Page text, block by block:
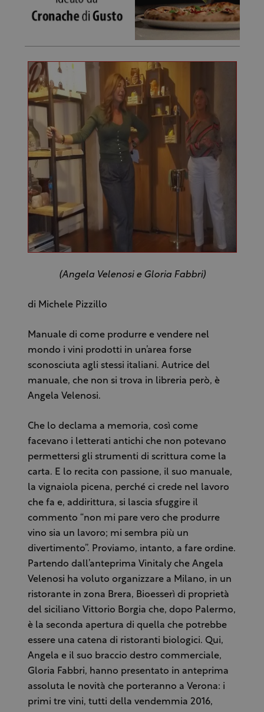
(Angela Velenosi e Gloria Fabbri)
di Michele Pizzillo
Manuale di come produrre e vendere nel
mondo i vini prodotti in un’area forse
sconosciuta agli stessi italiani. Autrice del
manuale, che non si trova in libreria però, è
Angela Velenosi.
Che lo declama a memoria, così come
facevano i letterati antichi che non potevano
permettersi gli strumenti di scrittura come la
carta. E lo recita con passione, il suo manuale,
la vignaiola picena, perché ci crede nel lavoro
che fa e, addirittura, si lascia sfuggire il
commento “non mi pare vero che produrre
vino sia un lavoro; mi sembra più un
divertimento”. Proviamo, intanto, a fare ordine.
Partendo dall’anteprima Vinitaly che Angela
Velenosi ha voluto organizzare a Milano, in un
ristorante in zona Brera, Bioesserì di proprietà
del siciliano Vittorio Borgia che, dopo Palermo,
è la seconda apertura di quella che potrebbe
essere una catena di ristoranti biologici. Qui,
Angela e il suo braccio destro commerciale,
Gloria Fabbri, hanno presentato in anteprima
assoluta le novità che porteranno a Verona: i
primi tre vini, tutti della vendemmia 2016,